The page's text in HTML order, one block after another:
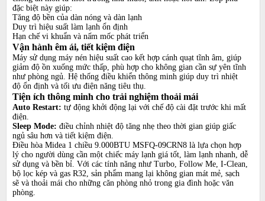
đặc biệt này giúp:
Tăng độ bền của dàn nóng và dàn lạnh
Duy trì hiệu suất làm lạnh ổn định
Hạn chế vi khuẩn và nấm mốc phát triển
Vận hành êm ái, tiết kiệm điện
Máy sử dụng máy nén hiệu suất cao kết hợp cánh quạt tĩnh âm, giúp
giảm độ ồn xuống mức thấp, phù hợp cho không gian cần sự yên tĩnh
như phòng ngủ. Hệ thống điều khiển thông minh giúp duy trì nhiệt
độ ổn định và tối ưu điện năng tiêu thụ.
Tiện ích thông minh cho trải nghiệm thoải mái
Auto Restart: tự động khởi động lại với chế độ cài đặt trước khi mất
điện.
Sleep Mode: điều chỉnh nhiệt độ tăng nhẹ theo thời gian giúp giấc
ngủ sâu hơn và tiết kiệm điện.
Điều hòa Midea 1 chiều 9.000BTU MSFQ-09CRN8 là lựa chọn hợp
lý cho người dùng cần một chiếc máy lạnh giá tốt, làm lạnh nhanh, dễ
sử dụng và bền bỉ. Với các tính năng như Turbo, Follow Me, I-Clean,
bộ lọc kép và gas R32, sản phẩm mang lại không gian mát mẻ, sạch
sẽ và thoải mái cho những căn phòng nhỏ trong gia đình hoặc văn
phòng.